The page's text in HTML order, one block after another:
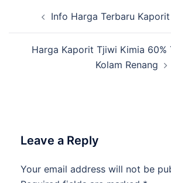
Info Harga Terbaru
Harga Kaporit Tjiwi Kimia 60%
Kolam Renang
Leave a Reply
Your email address will not be